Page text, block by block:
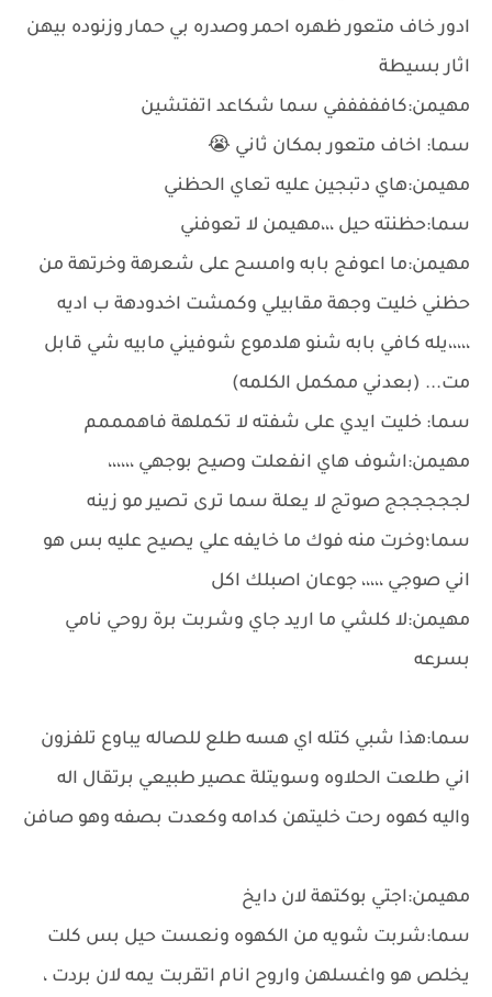
ادور خاف متعور ظهره احمر وصدره بي حمار وزنوده بيهن
اثار بسيطة
مهيمن:كافففففي سما شكاعد اتفتشين
سما: اخاف متعور بمكان ثاني 😭
مهيمن:هاي دتبجين عليه تعاي الحظني
سما:حظنته حيل ،،،مهيمن لا تعوفني
مهيمن:ما اعوفج بابه وامسح على شعرهة وخرتهة من
حظني خليت وجهة مقابيلي وكمشت اخدودهة ب اديه
،،،،،يله كافي بابه شنو هلدموع شوفيني مابيه شي قابل
مت... (بعدني ممكمل الكلمه)
سما: خليت ايدي على شفته لا تكملهة فاهمممم
مهيمن:اشوف هاي انفعلت وصيح بوجهي ،،،،،،
لجججججج صوتج لا يعلة سما ترى تصير مو زينه
سما؛وخرت منه فوك ما خايفه علي يصيح عليه بس هو
اني صوجي ،،،،، جوعان اصبلك اكل
مهيمن:لا كلشي ما اريد جاي وشربت برة روحي نامي
بسرعه
سما:هذا شبي كتله اي هسه طلع للصاله يباوع تلفزون
اني طلعت الحلاوه وسويتلة عصير طبيعي برتقال اله
واليه كهوه رحت خليتهن كدامه وكعدت بصفه وهو صافن
مهيمن:اجتي بوكتهة لان دايخ
سما:شربت شويه من الكهوه ونعست حيل بس كلت
يخلص هو واغسلهن واروح انام اتقربت يمه لان بردت ،